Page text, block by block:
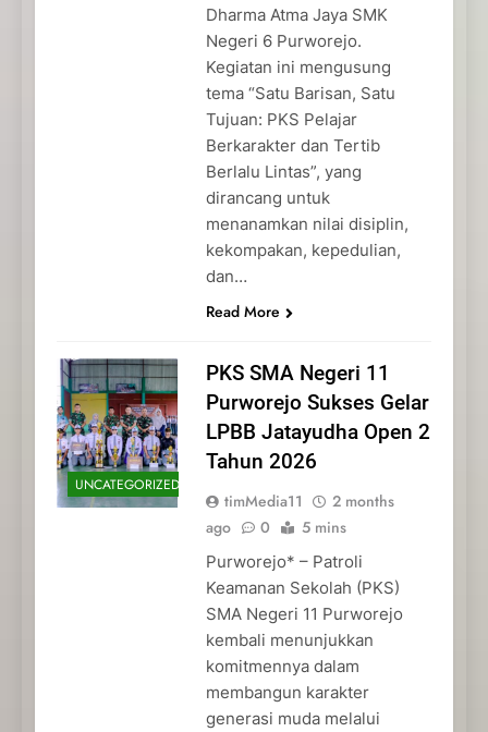
Dharma Atma Jaya SMK
Negeri 6 Purworejo.
Kegiatan ini mengusung
tema “Satu Barisan, Satu
Tujuan: PKS Pelajar
Berkarakter dan Tertib
Berlalu Lintas”, yang
dirancang untuk
menanamkan nilai disiplin,
kekompakan, kepedulian,
dan…
Read More
UNCATEGORIZED
PKS SMA Negeri 11
Purworejo Sukses Gelar
LPBB Jatayudha Open 2
Tahun 2026
timMedia11
2 months
ago
0 5 mins
Purworejo* – Patroli
Keamanan Sekolah (PKS)
SMA Negeri 11 Purworejo
kembali menunjukkan
komitmennya dalam
membangun karakter
generasi muda melalui